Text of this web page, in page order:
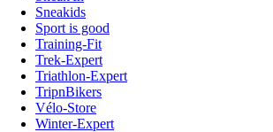
Sneakids
Sport is good
Training-Fit
Trek-Expert
Triathlon-Expert
TripnBikers
Vélo-Store
Winter-Expert